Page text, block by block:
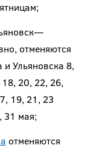
отменяются
Ульяновска 8,
20, 22, 26,
19, 21, 23
31 мая;
отменяются